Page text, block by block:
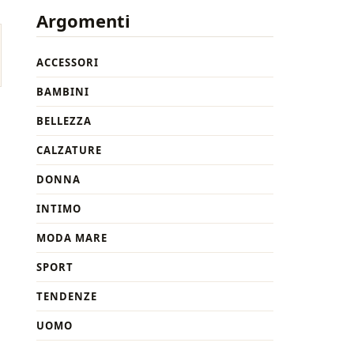
Argomenti
ACCESSORI
BAMBINI
BELLEZZA
CALZATURE
DONNA
INTIMO
MODA MARE
SPORT
TENDENZE
UOMO